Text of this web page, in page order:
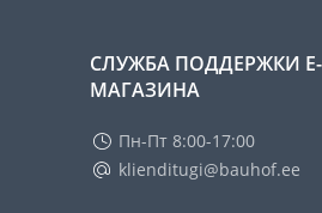
СЛУЖБА ПОДДЕРЖКИ Е-
МАГАЗИНА
Пн-Пт 8:00-17:00
klienditugi@bauhof.ee